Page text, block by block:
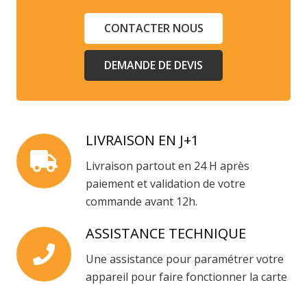
CONTACTER NOUS
DEMANDE DE DEVIS
LIVRAISON EN J+1
Livraison partout en 24 H après
paiement et validation de votre
commande avant 12h.
ASSISTANCE TECHNIQUE
Une assistance pour paramétrer votre
appareil pour faire fonctionner la carte